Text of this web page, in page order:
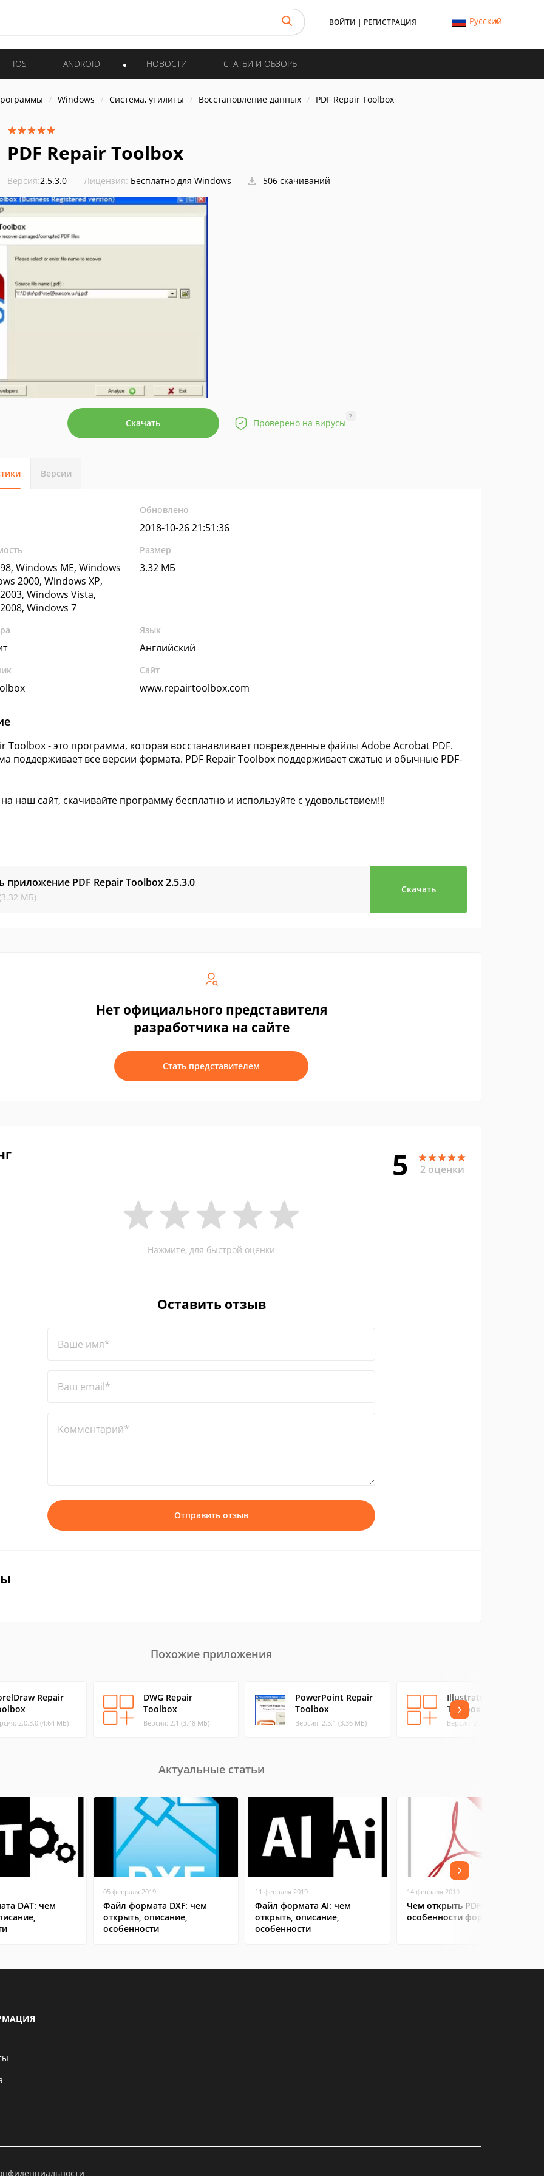
ВОЙТИ | РЕГИСТРАЦИЯ Русский
IOS ANDROID НОВОСТИ СТАТЬИ И ОБЗОРЫ
Windows Система, утилиты Восстановление данных PDF Repair Toolbox
PDF Repair Toolbox
Версия:2.5.3.0 Лицензия: Бесплатно для Windows 506 скачиваний
Скачать Проверено на вирусы
?
Версии
Обновлено
2018-10-26 21:51:36
Windows ME, Windows
2000, Windows XP,
Windows Vista,
Windows 7
Размер
3.32 МБ
Язык
Английский
Сайт
www.repairtoolbox.com
Toolbox - это программа, которая восстанавливает поврежденные файлы Adobe Acrobat PDF.
поддерживает все версии формата. PDF Repair Toolbox поддерживает сжатые и обычные PDF-
наш сайт, скачивайте программу бесплатно и используйте с удовольствием!!!
приложение PDF Repair Toolbox2.5.3.0
МБ)
Скачать
Нет официального представителя
разработчика на сайте
Стать представителем
5 2 оценки
Нажмите, для быстрой оценки
Оставить отзыв
Ваше имя*
Ваш email*
Комментарий*
Отправить отзыв
Похожие приложения
Repair
2.0.3.0 (4.64 МБ)
DWG Repair
Toolbox
Версия: 2.1 (3.48 МБ)
PowerPoint Repair
Toolbox
Версия: 2.5.1 (3.36 МБ)
Illustrator Repair
Toolbox
Версия: 2.5.1.0 (3.65 МБ)
Актуальные статьи
DAT: чем
05 февраля 2019
Файл формата DXF: чем
открыть, описание,
особенности
11 февраля 2019
Файл формата AI: чем
открыть, описание,
особенности
14 февраля 2019
Чем открыть PDF:
особенности формата